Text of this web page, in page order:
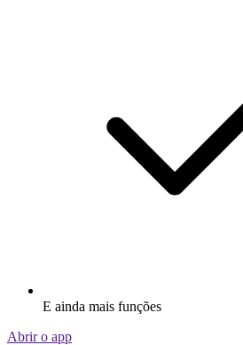
E ainda mais funções
Abrir o app